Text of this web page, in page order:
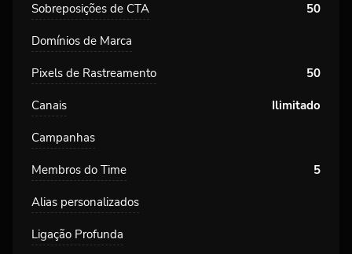
Sobreposições de CTA 50
Domínios de Marca
Pixels de Rastreamento 50
Canais Ilimitado
Campanhas
Membros do Time 5
Alias personalizados
Ligação Profunda